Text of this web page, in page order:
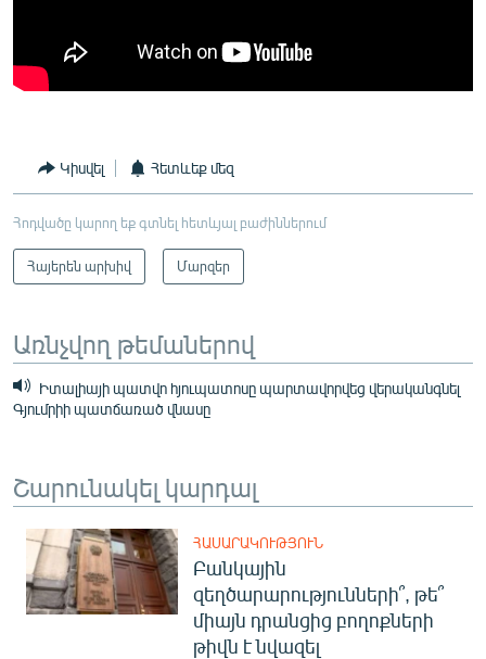
Կիսվել Հետևեք մեզ
Հոդվածը կարող եք գտնել հետևյալ բաժիններում
Հայերեն արխիվ Մարզեր
Առնչվող թեմաներով
Իտալիայի պատվո հյուպատոսը պարտավորվեց վերականգնել
Գյումրիի պատճառած վնասը
Շարունակել կարդալ
ՀԱՍԱՐԱԿՈՒԹՅՈՒՆ
Բանկային
զեղծարարությունների՞, թե՞
միայն դրանցից բողոքների
թիվն է նվազել